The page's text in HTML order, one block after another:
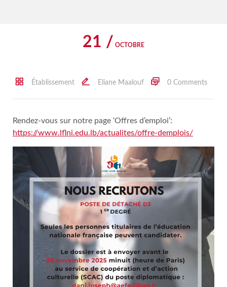
21 / OCTOBRE
Établissement Eliane Maalouf 0 Comments
Rendez-vous sur notre page ‘Offres d’emploi’:
https://www.lflni.edu.lb/actualites/offre-demplois/